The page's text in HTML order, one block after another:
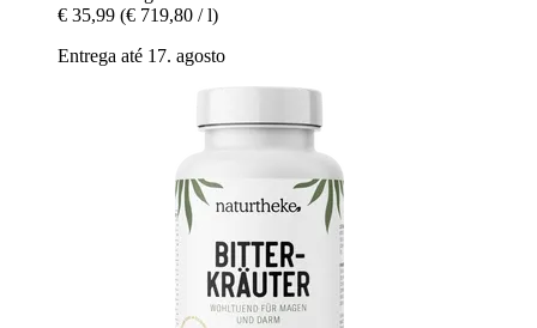
€ 35,99 (€ 719,80 / l)
Entrega até 17. agosto